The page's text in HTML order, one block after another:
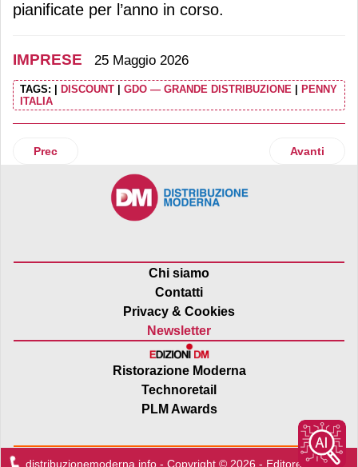
pianificate per l’anno in corso.
IMPRESE 25 Maggio 2026
TAGS: DISCOUNT GDO — GRANDE DISTRIBUZIONE
PENNY
ITALIA
Articolo precedente: Mars: piano da 190 milioni di
Prec Articolo
Avanti
Chi siamo
Contatti
Privacy & Cookies
Newsletter
Ristorazione Moderna
Technoretail
PLM Awards
distribuzionemoderna.info - Copyright © 2026 - Editore:Edra